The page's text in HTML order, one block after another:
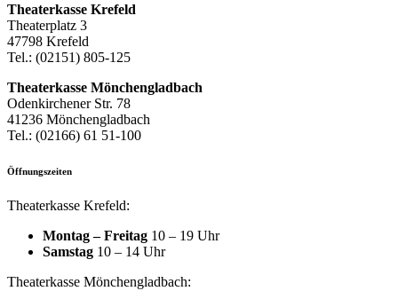
Theaterkasse Krefeld
Theaterplatz 3
47798 Krefeld
Tel.: (02151) 805-125
Theaterkasse Mönchengladbach
Odenkirchener Str. 78
41236 Mönchengladbach
Tel.: (02166) 61 51-100
Öffnungszeiten
Theaterkasse Krefeld:
Montag – Freitag 10 – 19 Uhr
Samstag 10 – 14 Uhr
Theaterkasse Mönchengladbach: